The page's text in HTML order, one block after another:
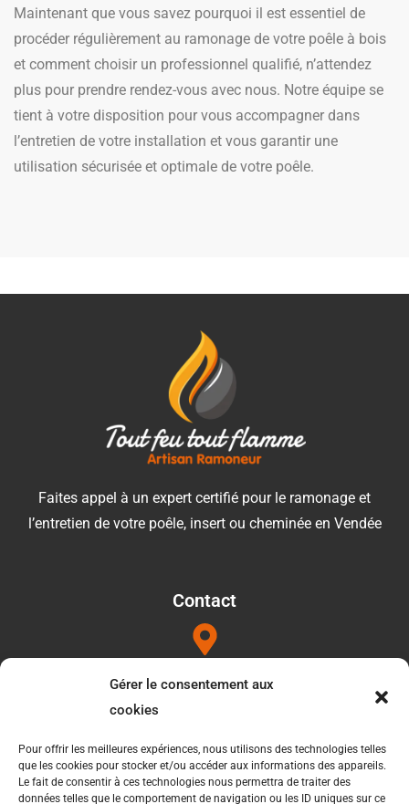
Gérer le consentement aux
cookies
Pour offrir les meilleures expériences, nous utilisons des technologies telles
que les cookies pour stocker et/ou accéder aux informations des appareils.
Le fait de consentir à ces technologies nous permettra de traiter des
données telles que le comportement de navigation ou les ID uniques sur ce
Maintenant que vous savez pourquoi il est essentiel de
procéder régulièrement au ramonage de votre poêle à bois
et comment choisir un professionnel qualifié, n’attendez
plus pour prendre rendez-vous avec nous. Notre équipe se
tient à votre disposition pour vous accompagner dans
l’entretien de votre installation et vous garantir une
utilisation sécurisée et optimale de votre poêle.
Faites appel à un expert certifié pour le ramonage et
l’entretien de votre poêle, insert ou cheminée en Vendée
Contact
1052b les Touilleres 85440 Talmont saint hilaire
Téléphone